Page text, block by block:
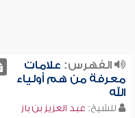
الفهرس: علامات
معرفة من هم أولياء
الله
للشيخ: عبد العزيز بن باز